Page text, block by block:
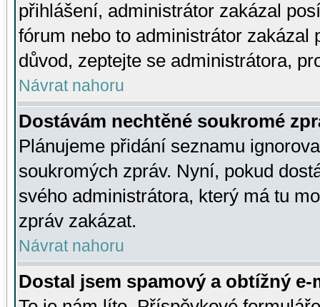
přihlášení, administrátor zakázal
fórum nebo to administrátor zakázal
důvod, zeptejte se administrátora,
Návrat nahoru
Dostávám nechtěné soukromé
Plánujeme přidání seznamu
soukromých zpráv. Nyní, pokud
svého administrátora, který má tu
zpráv zakázat.
Návrat nahoru
Dostal jsem spamový a obtížný